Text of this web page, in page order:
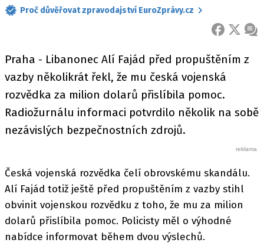
Proč důvěřovat zpravodajství EuroZprávy.cz
FACEBOOK
X
Praha - Libanonec Alí Fajád před propuštěním z
vazby několikrát řekl, že mu česká vojenská
rozvědka za milion dolarů přislíbila pomoc.
Radiožurnálu informaci potvrdilo několik na sobě
nezávislých bezpečnostních zdrojů.
Česká vojenská rozvědka čelí obrovskému skandálu.
Alí Fajád totiž ještě před propuštěním z vazby stihl
obvinit vojenskou rozvědku z toho, že mu za milion
dolarů přislíbila pomoc. Policisty měl o výhodné
nabídce informovat během dvou výslechů.